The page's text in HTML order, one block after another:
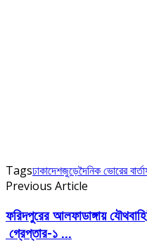
Tagsঢাকাদেশজুড়েদৈনিক ভোরের বার্তা
Previous Article
ফরিদপুরের আলফাডাঙ্গায়
গ্রেপ্তার-১ ...